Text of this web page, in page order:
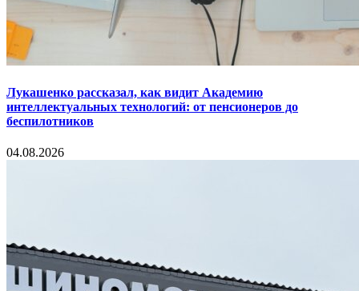
Лукашенко рассказал, как видит Академию
интеллектуальных технологий: от пенсионеров до
беспилотников
04.08.2026